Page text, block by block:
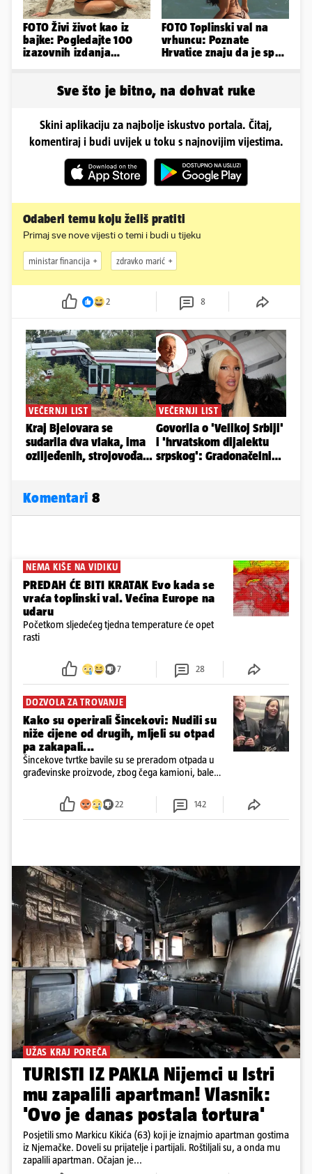
FOTO Živi život kao iz
bajke: Pogledajte 100
izazovnih izdanja
FOTO Toplinski val na
vrhuncu: Poznate
Hrvatice znaju da je spas
Sve što je bitno, na dohvat ruke
Skini aplikaciju za najbolje iskustvo portala. Čitaj,
komentiraj i budi uvijek u toku s najnovijim vijestima.
Odaberi temu koju želiš pratiti
Primaj sve nove vijesti o temi i budi u tijeku
ministar financija zdravko marić
2 8
Komentari 8
NEMA KIŠE NA VIDIKU
PREDAH ĆE BITI KRATAK Evo kada se
vraća toplinski val. Većina Europe na
udaru
Početkom sljedećeg tjedna temperature će opet
rasti
7 28
DOZVOLA ZA TROVANJE
Kako su operirali Šincekovi: Nudili su
niže cijene od drugih, mljeli su otpad
pa zakapali...
Šincekove tvrtke bavile su se preradom otpada u
građevinske proizvode, zbog čega kamioni, bale
22 142
UŽAS KRAJ POREČA
TURISTI IZ PAKLA Nijemci u Istri
mu zapalili apartman! Vlasnik:
'Ovo je danas postala tortura'
Posjetili smo Markicu Kikića (63) koji je iznajmio apartman gostima
iz Njemačke. Doveli su prijatelje i partijali. Roštiljali su, a onda mu
zapalili apartman. Očajan je...